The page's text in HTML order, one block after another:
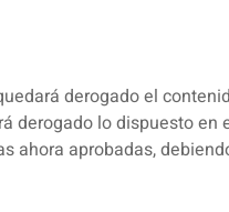
derogado el
derogado lo dispuesto en
ahora aprobadas,